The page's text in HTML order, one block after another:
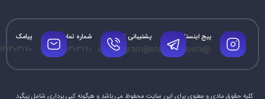
پیج اینستاگرام
@steamforoshi
پشتیبانی تلگرام
@mrtelegram
شماره تماس
۰۹۱۲۱۳۰۳۱۷۰
پیامک
کلیه حقوق مادی و معنوی برای این سایت محفوظ می باشد و هرگونه کپی برداری شامل پیگرد